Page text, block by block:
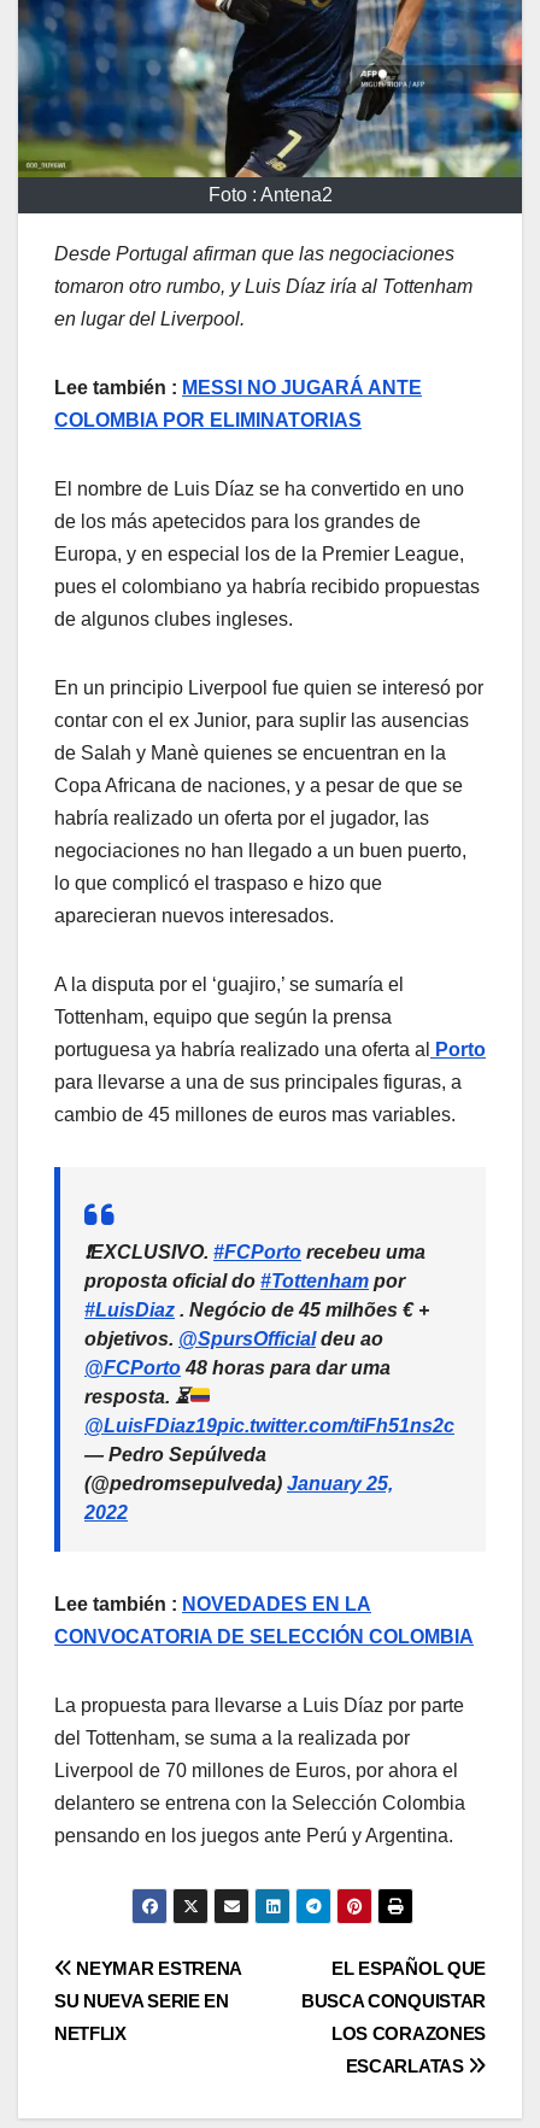
Foto : Antena2
Desde Portugal afirman que las negociaciones
tomaron otro rumbo, y Luis Díaz iría al Tottenham
en lugar del Liverpool.
Lee también : MESSI NO JUGARÁ ANTE
COLOMBIA POR ELIMINATORIAS
El nombre de Luis Díaz se ha convertido en uno
de los más apetecidos para los grandes de
Europa, y en especial los de la Premier League,
pues el colombiano ya habría recibido propuestas
de algunos clubes ingleses.
En un principio Liverpool fue quien se interesó por
contar con el ex Junior, para suplir las ausencias
de Salah y Manè quienes se encuentran en la
Copa Africana de naciones, y a pesar de que se
habría realizado un oferta por el jugador, las
negociaciones no han llegado a un buen puerto,
lo que complicó el traspaso e hizo que
aparecieran nuevos interesados.
A la disputa por el ‘guajiro,’ se sumaría el
Tottenham, equipo que según la prensa
portuguesa ya habría realizado una oferta al
Porto
para llevarse a una de sus principales figuras, a
cambio de 45 millones de euros mas variables.
❗️EXCLUSIVO. #FCPorto recebeu uma
proposta oficial do #Tottenham por
#LuisDiaz . Negócio de 45 milhões € +
objetivos. @SpursOfficialdeu ao
@FCPorto48 horas para dar uma
resposta. ⏳
@LuisFDiaz19pic.twitter.com/tiFh51ns2c
— Pedro Sepúlveda
(@pedromsepulveda) January 25,
2022
Lee también : NOVEDADES EN LA
CONVOCATORIA DE SELECCIÓN COLOMBIA
La propuesta para llevarse a Luis Díaz por parte
del Tottenham, se suma a la realizada por
Liverpool de 70 millones de Euros, por ahora el
delantero se entrena con la Selección Colombia
pensando en los juegos ante Perú y Argentina.
EL ESPAÑOL QUE
BUSCA CONQUISTAR
LOS CORAZONES
ESCARLATAS
NEYMAR ESTRENA
SU NUEVA SERIE EN
NETFLIX